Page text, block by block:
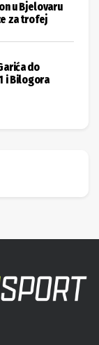
u Bjelovaru
za trofej
do
i Bilogora